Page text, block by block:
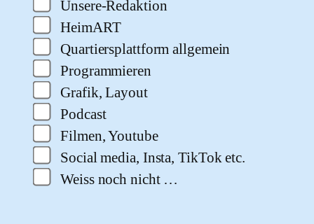
Unsere-Redaktion
HeimART
Quartiersplattform allgemein
Programmieren
Grafik, Layout
Podcast
Filmen, Youtube
Social media, Insta, TikTok etc.
Weiss noch nicht …